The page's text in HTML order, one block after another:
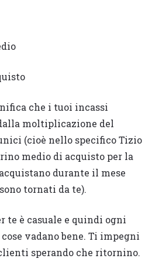
che i tuoi incassi
moltiplicazione del
(cioè nello specifico Tizio
medio di acquisto per la
durante il mese
tornati da te).
te è casuale e quindi ogni
vadano bene. Ti impegni
sperando che ritornino.